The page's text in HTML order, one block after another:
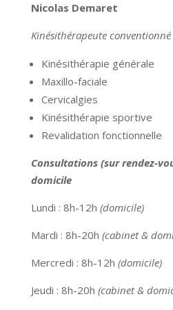
Nicolas Demaret
Kinésithérapeute conventionné
Kinésithérapie générale
Maxillo-faciale
Cervicalgies
Kinésithérapie sportive
Revalidation fonctionnelle
Consultations (sur rendez-
domicile
Lundi : 8h-12h (domicile)
Mardi : 8h-20h (cabinet &
Mercredi : 8h-12h (domicile)
Jeudi : 8h-20h (cabinet &